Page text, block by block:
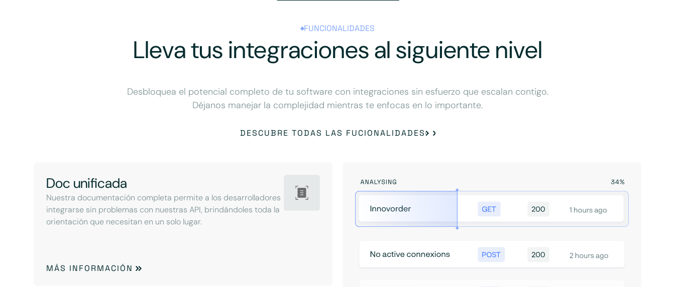
FUNCIONALIDADES
Lleva tus integraciones al siguiente nivel
Desbloquea el potencial completo de tu software con integraciones sin esfuerzo que escalan contigo.
Déjanos manejar la complejidad mientras te enfocas en lo importante.
DESCUBRE TODAS LAS FUCIONALIDADES
Doc unificada
Nuestra documentación completa permite a los desarrolladores
integrarse sin problemas con nuestras API, brindándoles toda la
orientación que necesitan en un solo lugar.
MÁS INFORMACIÓN